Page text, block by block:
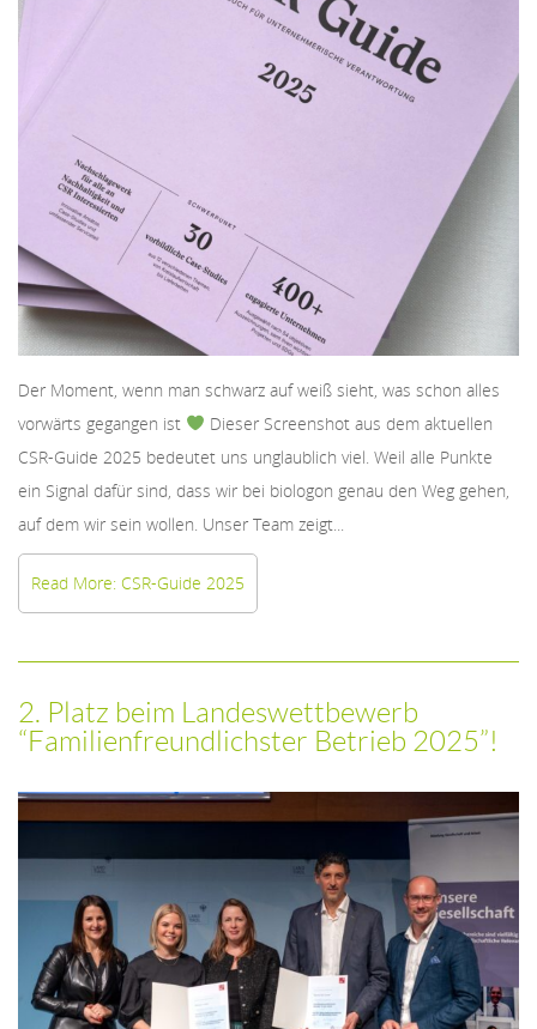
Der Moment, wenn man schwarz auf weiß sieht, was schon alles
vorwärts gegangen ist
Dieser Screenshot aus dem aktuellen
CSR-Guide 2025 bedeutet uns unglaublich viel. Weil alle Punkte
ein Signal dafür sind, dass wir bei biologon genau den Weg gehen,
auf dem wir sein wollen. Unser Team zeigt...
Read More: CSR-Guide 2025
2. Platz beim Landeswettbewerb
“Familienfreundlichster Betrieb 2025”!